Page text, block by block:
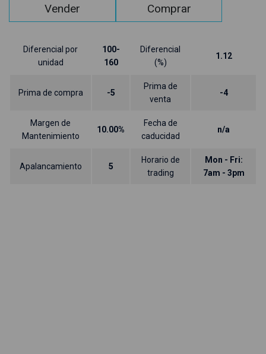
Vender Comprar
Diferencial por
unidad
100-
160
Diferencial
(%)
1.12
Prima de compra -5
Prima de
venta
-4
Margen de
Mantenimiento
10.00%
Fecha de
caducidad
n/a
Apalancamiento 5
Horario de
trading
Mon - Fri:
7am - 3pm